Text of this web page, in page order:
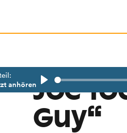
anhörenJoe
Guy“